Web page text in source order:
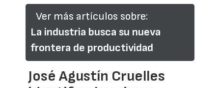
Ver más artículos sobre:
La industria busca su nueva
frontera de productividad
José Agustín Cruelles